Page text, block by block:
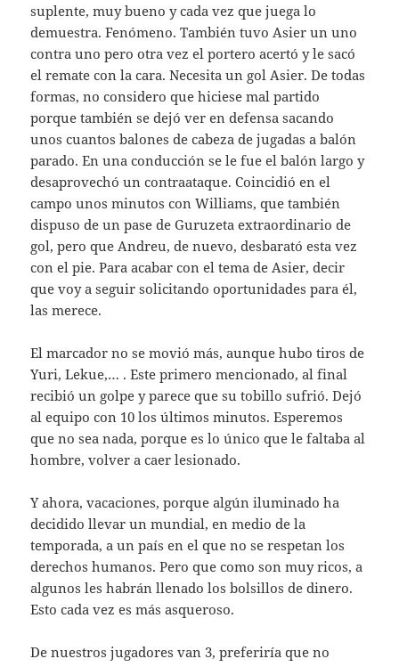
suplente, muy bueno y cada vez que juega lo
demuestra. Fenómeno. También tuvo Asier un uno
contra uno pero otra vez el portero acertó y le sacó
el remate con la cara. Necesita un gol Asier. De todas
formas, no considero que hiciese mal partido
porque también se dejó ver en defensa sacando
unos cuantos balones de cabeza de jugadas a balón
parado. En una conducción se le fue el balón largo y
desaprovechó un contraataque. Coincidió en el
campo unos minutos con Williams, que también
dispuso de un pase de Guruzeta extraordinario de
gol, pero que Andreu, de nuevo, desbarató esta vez
con el pie. Para acabar con el tema de Asier, decir
que voy a seguir solicitando oportunidades para él,
las merece.
El marcador no se movió más, aunque hubo tiros de
Yuri, Lekue,… . Este primero mencionado, al final
recibió un golpe y parece que su tobillo sufrió. Dejó
al equipo con 10 los últimos minutos. Esperemos
que no sea nada, porque es lo único que le faltaba al
hombre, volver a caer lesionado.
Y ahora, vacaciones, porque algún iluminado ha
decidido llevar un mundial, en medio de la
temporada, a un país en el que no se respetan los
derechos humanos. Pero que como son muy ricos, a
algunos les habrán llenado los bolsillos de dinero.
Esto cada vez es más asqueroso.
De nuestros jugadores van 3, preferiría que no